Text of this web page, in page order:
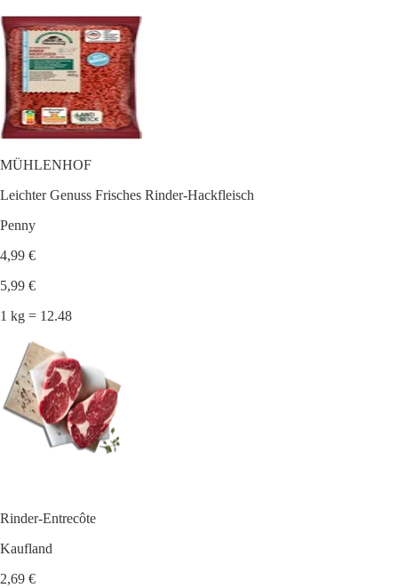
MÜHLENHOF
Leichter Genuss Frisches Rinder-Hackfleisch
Penny
4,99 €
5,99 €
1 kg = 12.48
Rinder-Entrecôte
Kaufland
2,69 €